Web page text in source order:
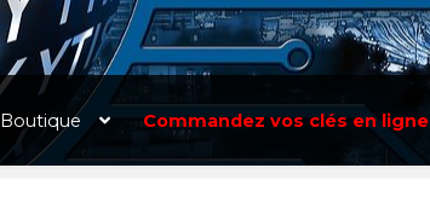
Boutique Commandez vos clés en ligne